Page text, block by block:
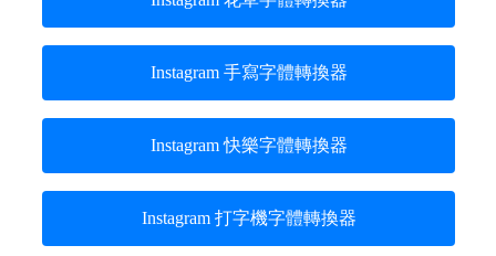
Instagram 手寫字體轉換器
Instagram 快樂字體轉換器
Instagram 打字機字體轉換器